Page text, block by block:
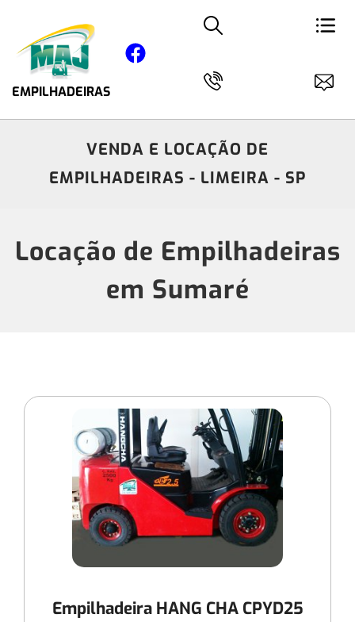
EMPILHADEIRAS
VENDA E LOCAÇÃO DE
EMPILHADEIRAS - LIMEIRA - SP
Locação de Empilhadeiras
em Sumaré
Empilhadeira HANG CHA CPYD25